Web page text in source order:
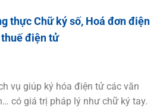
thực Chữ ký số, Hoá đơn điện
điện tử
vụ giúp ký hóa điện tử các văn
có giá trị pháp lý như chữ ký tay.